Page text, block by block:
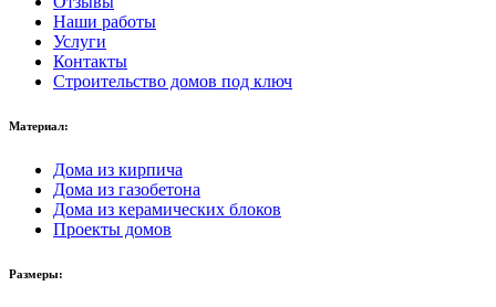
Наши работы
Услуги
Контакты
Строительство домов под ключ
Материал:
Дома из кирпича
Дома из газобетона
Дома из керамических блоков
Проекты домов
Размеры: